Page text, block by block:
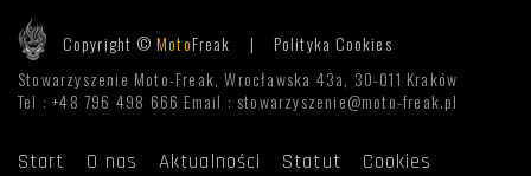
Copyright ©MotoFreak | Polityka Cookies
Stowarzyszenie Moto-Freak, Wrocławska 43a, 30-011 Kraków
Tel : +48 796 498 666 Email : stowarzyszenie@moto-freak.pl
Start O nas Aktualności Statut
Cookies